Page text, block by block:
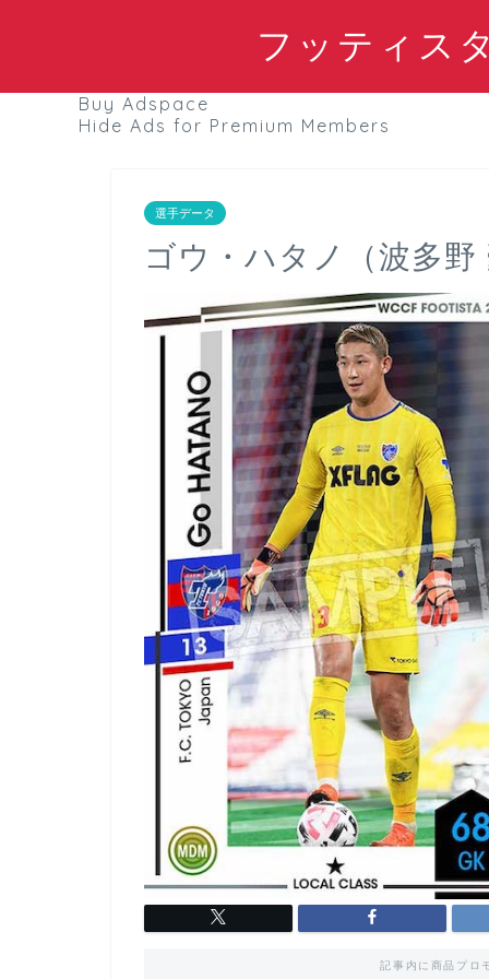
フッティス
Buy Adspace
Hide Ads for Premium Members
選手データ
ゴウ・ハタノ（波多
記事内に商品プロ